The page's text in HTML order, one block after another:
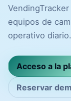
equipos de
operativo diario.
Acceso a la
Reservar